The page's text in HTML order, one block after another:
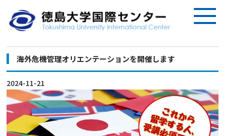
海外危機管理オリエンテーションを開催します
2024-11-21